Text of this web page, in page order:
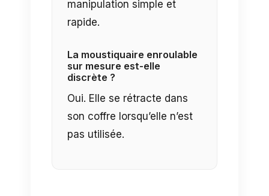
manipulation simple et
rapide.
La moustiquaire enroulable
sur mesure est-elle
discrète ?
Oui. Elle se rétracte dans
son coffre lorsqu’elle n’est
pas utilisée.